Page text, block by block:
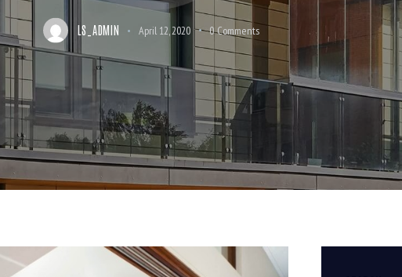
LS_ADMIN April 12, 2020 0 Comments